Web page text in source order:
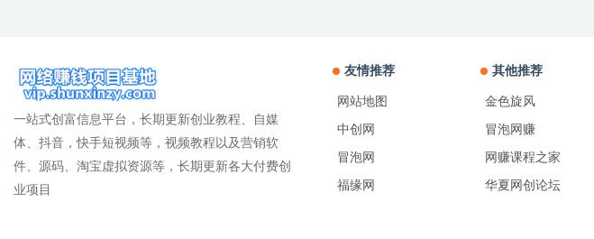
一站式创富信息平台，长期更新创业教程、自媒
体、抖音，快手短视频等，视频教程以及营销软
件、源码、淘宝虚拟资源等，长期更新各大付费创
业项目
友情推荐
网站地图
中创网
冒泡网
福缘网
其他推荐
金色旋风
冒泡网赚
网赚课程之家
华夏网创论坛